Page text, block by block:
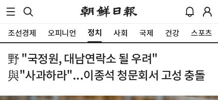
조선경제 오피니언 정치 사회 국제 건강 스포츠
野 "국정원, 대남연락소 될 우려"
與"사과하라"...이종석 청문회서 고성 충돌